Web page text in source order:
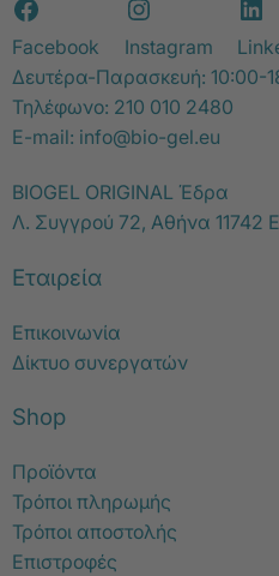
Facebook Instagram
Δευτέρα-Παρασκευή: 10:00-
Τηλέφωνο: 210 010 2480
E-mail: info@bio-gel.eu
BIOGEL ORIGINAL Έδρα
Λ. Συγγρού 72, Αθήνα 11742
Εταιρεία
Επικοινωνία
Δίκτυο συνεργατών
Shop
Προϊόντα
Τρόποι πληρωμής
Τρόποι αποστολής
Επιστροφές